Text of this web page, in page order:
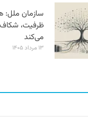
سازمان
ظرفیت،
می‌کند
۱۳ مرداد ۱۴۰۵